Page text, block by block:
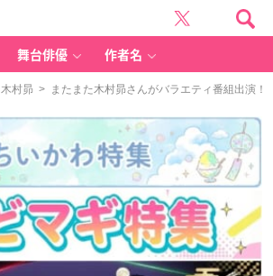
舞台俳優 作者名
木村昴 > またまた木村昴さんがバラエティ番組出演！